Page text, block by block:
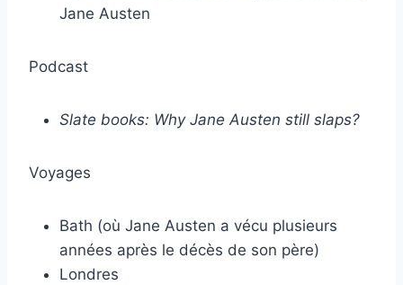
Jane Austen
Podcast
Slate books: Why Jane Austen still slaps?
Voyages
Bath (où Jane Austen a vécu plusieurs
années après le décès de son père)
Londres